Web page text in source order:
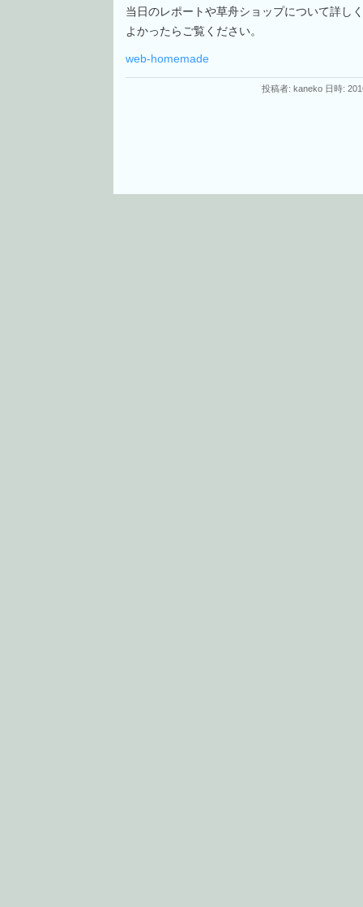
当日のレポートや草舟ショップについて詳し
よかったらご覧ください。
web-homemade
投稿者: kaneko 日時: